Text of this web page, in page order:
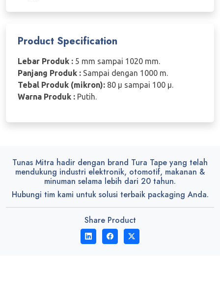
Product Specification
Lebar Produk : 5 mm sampai 1020 mm.
Panjang Produk : Sampai dengan 1000 m.
Tebal Produk (mikron): 80 µ sampai 100 µ.
Warna Produk : Putih.
Tunas Mitra hadir dengan brand Tura Tape yang telah
mendukung industri elektronik, otomotif, makanan &
minuman selama lebih dari 20 tahun.
Hubungi tim kami untuk solusi terbaik packaging Anda.
Share Product